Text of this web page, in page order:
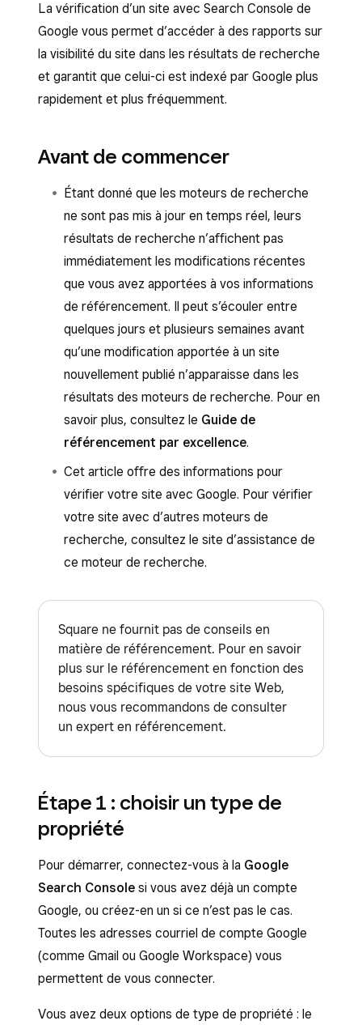
La vérification d’un site avec Search Console de
Google vous permet d’accéder à des rapports sur
la visibilité du site dans les résultats de recherche
et garantit que celui-ci est indexé par Google plus
rapidement et plus fréquemment.
Avant de commencer
Étant donné que les moteurs de recherche
ne sont pas mis à jour en temps réel, leurs
résultats de recherche n’affichent pas
immédiatement les modifications récentes
que vous avez apportées à vos informations
de référencement. Il peut s’écouler entre
quelques jours et plusieurs semaines avant
qu’une modification apportée à un site
nouvellement publié n’apparaisse dans les
résultats des moteurs de recherche. Pour en
savoir plus, consultez le Guide de
référencement par excellence.
Cet article offre des informations pour
vérifier votre site avec Google. Pour vérifier
votre site avec d’autres moteurs de
recherche, consultez le site d’assistance de
ce moteur de recherche.
Square ne fournit pas de conseils en
matière de référencement. Pour en savoir
plus sur le référencement en fonction des
besoins spécifiques de votre site Web,
nous vous recommandons de consulter
un expert en référencement.
Étape 1 : choisir un type de
propriété
Pour démarrer, connectez-vous à la Google
Search Console si vous avez déjà un compte
Google, ou créez-en un si ce n’est pas le cas.
Toutes les adresses courriel de compte Google
(comme Gmail ou Google Workspace) vous
permettent de vous connecter.
Vous avez deux options de type de propriété : le